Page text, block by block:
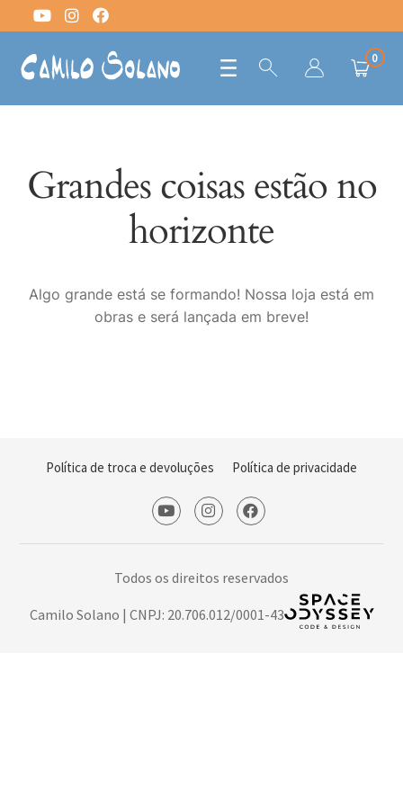
0
Grandes coisas estão no
horizonte
Algo grande está se formando! Nossa loja está em
obras e será lançada em breve!
Política de troca e devoluções Política de privacidade
Todos os direitos reservados
Camilo Solano | CNPJ: 20.706.012/0001-43